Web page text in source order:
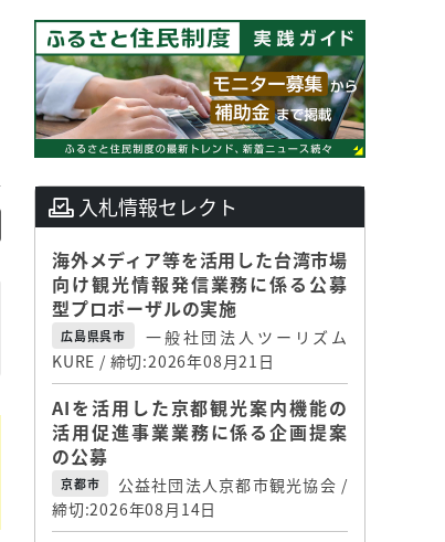
入札情報セレクト
海外メディア等を活用した台湾市場
向け観光情報発信業務に係る公募
型プロポーザルの実施
広島県呉市
一般社団法人ツーリズム
KURE / 締切:2026年08月21日
AIを活用した京都観光案内機能の
活用促進事業業務に係る企画提案
の公募
京都市
公益社団法人京都市観光協会 /
締切:2026年08月14日